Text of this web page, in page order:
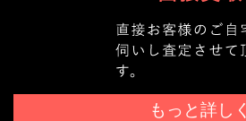
もっと詳しく